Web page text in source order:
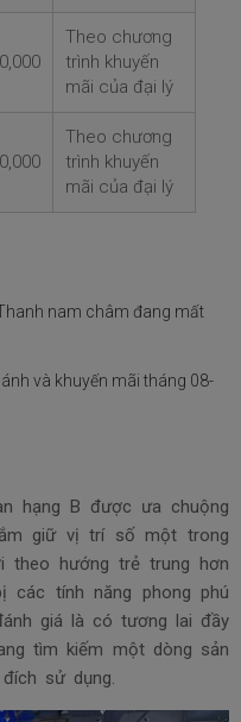
Theo chương
trình khuyến
mãi của đại lý
Theo chương
trình khuyến
mãi của đại lý
nam châm đang mất
và khuyến mãi tháng 08-
hạng B được ưa chuộng
giữ vị trí số một trong
theo hướng trẻ trung hơn
các tính năng phong phú
giá là có tương lai đầy
tìm kiếm một dòng sản
sử dụng.